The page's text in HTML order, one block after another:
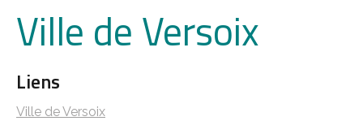
Ville de Versoix
Liens
Ville de Versoix